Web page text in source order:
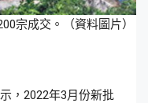
宗成交。（資料圖片）
，2022年3月份新批